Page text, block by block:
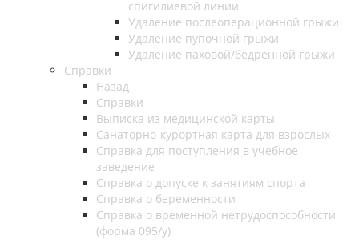
спигилиевой линии
Удаление послеоперационной грыжи
Удаление пупочной грыжи
Удаление паховой/бедренной грыжи
Справки
Назад
Справки
Выписка из медицинской карты
Санаторно-курортная карта для взрослых
Справка для поступления в учебное
заведение
Справка о допуске к занятиям спорта
Справка о беременности
Справка о временной нетрудоспособности
(форма 095/у)